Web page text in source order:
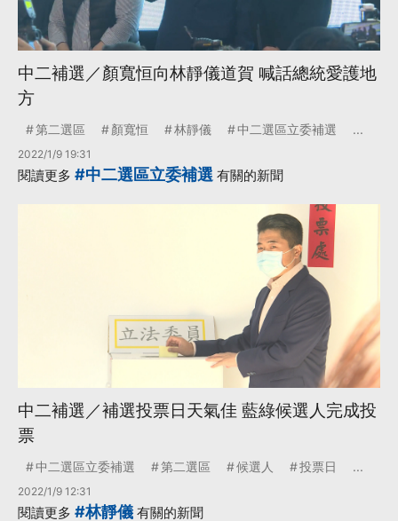
中二補選／顏寬恒向林靜儀道賀 喊話總統愛護地
方
第二選區 顏寬恒 林靜儀 中二選區立委補選 ...
2022/1/9 19:31
閱讀更多 #中二選區立委補選 有關的新聞
中二補選／補選投票日天氣佳 藍綠候選人完成投
票
中二選區立委補選 第二選區 候選人 投票日 ...
2022/1/9 12:31
閱讀更多 #林靜儀 有關的新聞